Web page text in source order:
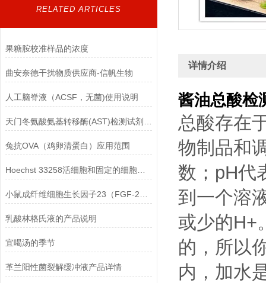
RELATED ARTICLES
果糖胺校准样品的浓度
曲安奈德干扰物质供应商-信帆生物
人工脑脊液（ACSF，无菌)使用说明
兔抗OVA（鸡卵清蛋白）应用范围
Hoechst 33258活细胞和固定的细胞均可标记
乳酸林格氏液的产品说明
宜喝汤的季节
革兰阳性菌裂解缓冲液产品详情
详情介绍
酱油总酸检
总酸存在
物制品和
数；pH代
到一个溶
或少的H+
的，所以
内，加水